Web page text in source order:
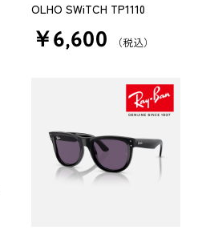
OLHO SWiTCH TP1110
￥6,600 （税込）